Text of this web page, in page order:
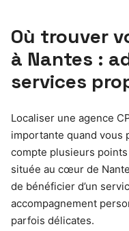
Où trouver
à Nantes :
services
Localiser une agence
importante quand vous
compte plusieurs points
située au cœur de
de bénéficier d’un
accompagnement
parfois délicates.